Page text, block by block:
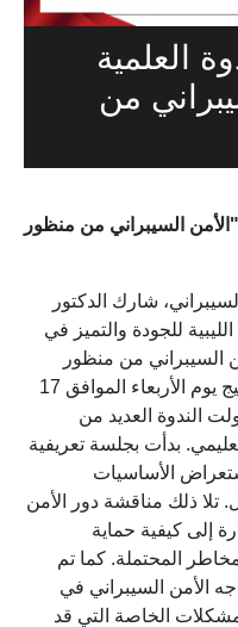
العلمية
من
السيبراني من منظور
شارك الدكتور
للجودة والتميز في
السيبراني من منظور
التعليم"، والتي نظمتها أكاديمية النسيج يوم الأربعاء الموافق 17
تناولت الندوة العديد من
بدأت بجلسة تعريفية
الأساسيات
تلا ذلك مناقشة دور الأمن
إلى كيفية حماية
المحتملة. كما تم
الأمن السيبراني في
الخاصة التي قد